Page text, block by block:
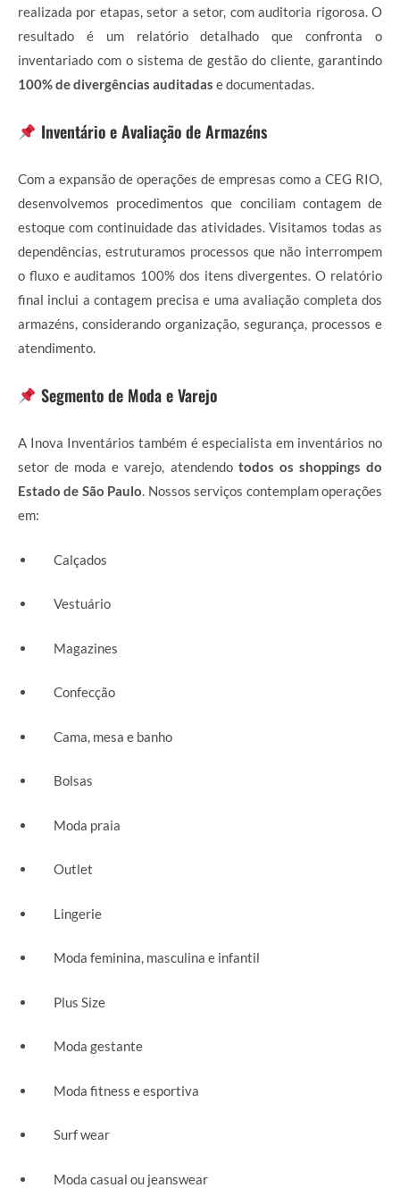
realizada por etapas, setor a setor, com auditoria rigorosa. O
resultado é um relatório detalhado que confronta o
inventariado com o sistema de gestão do cliente, garantindo
100% de divergências auditadas e documentadas.
Inventário e Avaliação de Armazéns
Com a expansão de operações de empresas como a CEG RIO,
desenvolvemos procedimentos que conciliam contagem de
estoque com continuidade das atividades. Visitamos todas as
dependências, estruturamos processos que não interrompem
o fluxo e auditamos 100% dos itens divergentes. O relatório
final inclui a contagem precisa e uma avaliação completa dos
armazéns, considerando organização, segurança, processos e
atendimento.
Segmento de Moda e Varejo
A Inova Inventários também é especialista em inventários no
setor de moda e varejo, atendendo todos os shoppings do
Estado de São Paulo. Nossos serviços contemplam operações
em:
Calçados
Vestuário
Magazines
Confecção
Cama, mesa e banho
Bolsas
Moda praia
Outlet
Lingerie
Moda feminina, masculina e infantil
Plus Size
Moda gestante
Moda fitness e esportiva
Surf wear
Moda casual ou jeanswear